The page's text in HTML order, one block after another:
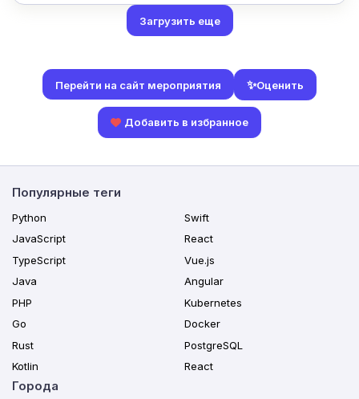
Загрузить еще
Перейти на сайт мероприятия ✨Оценить
Добавить в избранное
Популярные теги
Python
JavaScript
TypeScript
Java
PHP
Go
Rust
Kotlin
Swift
React
Vue.js
Angular
Kubernetes
Docker
PostgreSQL
React
Города